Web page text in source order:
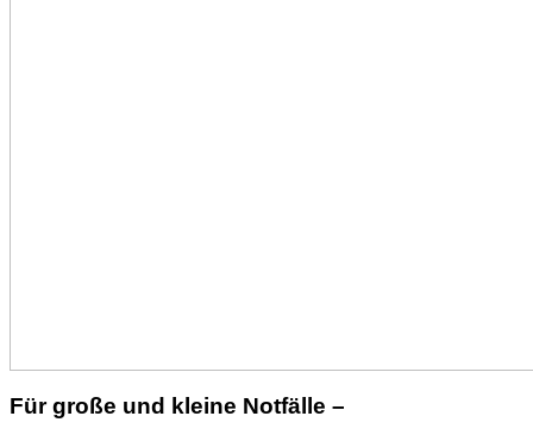
Für große und kleine Notfälle –